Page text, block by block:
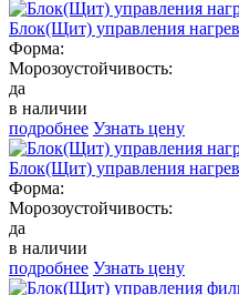
Блок(Щит) управления
Форма:
Морозоустойчивость:
да
в наличии
подробнее Узнать цену
Блок(Щит) управления
Форма:
Морозоустойчивость:
да
в наличии
подробнее Узнать цену